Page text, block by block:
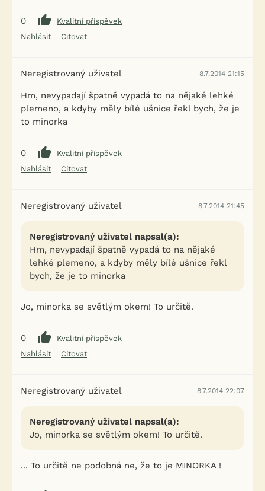
0
Kvalitní příspěvek
Nahlásit
Citovat
Neregistrovaný uživatel 8.7.2014 21:15
Hm, nevypadají špatně vypadá to na nějaké lehké
plemeno, a kdyby měly bílé ušnice řekl bych, že je
to minorka
0
Kvalitní příspěvek
Nahlásit
Citovat
Neregistrovaný uživatel 8.7.2014 21:45
Neregistrovaný uživatel napsal(a):
Hm, nevypadají špatně vypadá to na nějaké
lehké plemeno, a kdyby měly bílé ušnice řekl
bych, že je to minorka
Jo, minorka se světlým okem! To určitě.
0
Kvalitní příspěvek
Nahlásit
Citovat
Neregistrovaný uživatel 8.7.2014 22:07
Neregistrovaný uživatel napsal(a):
Jo, minorka se světlým okem! To určitě.
... To určitě ne podobná ne, že to je MINORKA !